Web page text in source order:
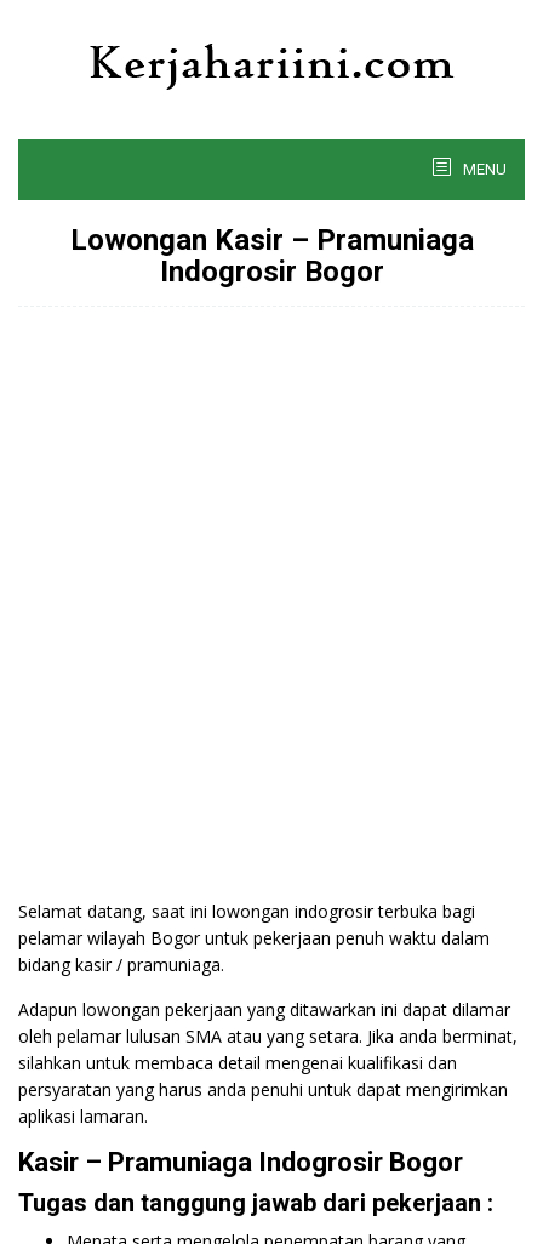
MENU
Lowongan Kasir – Pramuniaga
Indogrosir Bogor
Selamat datang, saat ini lowongan indogrosir terbuka bagi
pelamar wilayah Bogor untuk pekerjaan penuh waktu dalam
bidang kasir / pramuniaga.
Adapun lowongan pekerjaan yang ditawarkan ini dapat dilamar
oleh pelamar lulusan SMA atau yang setara. Jika anda berminat,
silahkan untuk membaca detail mengenai kualifikasi dan
persyaratan yang harus anda penuhi untuk dapat mengirimkan
aplikasi lamaran.
Kasir – Pramuniaga Indogrosir Bogor
Tugas dan tanggung jawab dari pekerjaan :